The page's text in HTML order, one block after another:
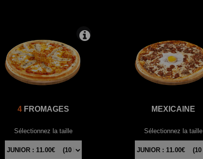
4FROMAGES
Sélectionnez la taille
MEXICAINE
Sélectionnez la taille